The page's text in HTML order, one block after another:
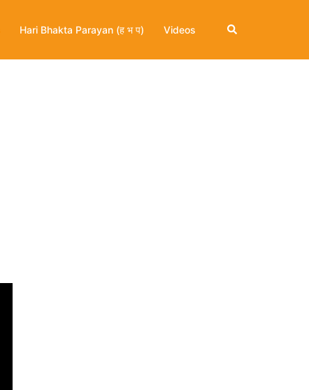
Hari Bhakta Parayan (ह भ प) Videos Search